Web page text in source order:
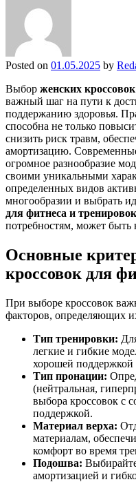
Posted on 01.05.2025 by
Выбор женских
важный шаг на пути к
поддержанию здоровья.
способна не только
снизить риск травм,
амортизацию.
огромное разнообразие
своими уникальными
определенных видов
многообразии и выбрать
для фитнеса и тренировок
потребностям, может быть
Основные
кроссовок для
При выборе кроссовок
факторов, определяющих
Тип тренировки:
легкие и гибкие
хорошей поддержкой
Тип пронации:
(нейтральная,
выбора кроссовок с
поддержкой.
Материал верха:
материалам,
комфорт во время
Подошва:
амортизацией и